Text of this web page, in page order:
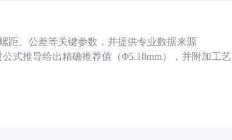
距、公差等关键参数，并提供专业数据来源
式推导给出精确推荐值（Φ5.18mm），并附加工艺